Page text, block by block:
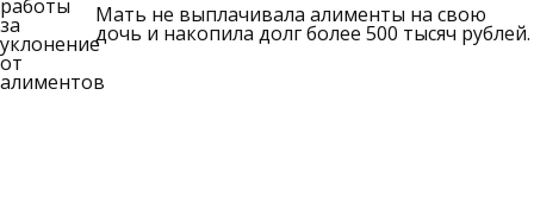
Мать не выплачивала алименты на свою
дочь и накопила долг более 500 тысяч рублей.